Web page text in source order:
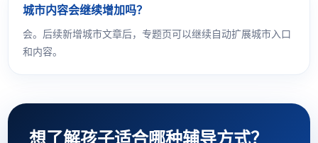
城市内容会继续增加吗？
会。后续新增城市文章后，专题页可以继续自动扩展城市入口
和内容。
想了解孩子适合哪种辅导方式？